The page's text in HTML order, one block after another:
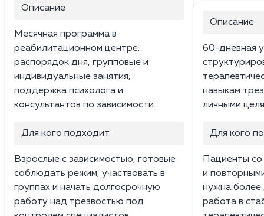
Описание
Месячная программа в
реабилитационном центре:
распорядок дня, групповые и
индивидуальные занятия,
поддержка психолога и
консультантов по зависимости.
Для кого подходит
Взрослые с зависимостью, готовые
соблюдать режим, участвовать в
группах и начать долгосрочную
работу над трезвостью под
Описание
60-дневная
навыкам
личными
Для кого
Пациенты
и
нужна более
работа в